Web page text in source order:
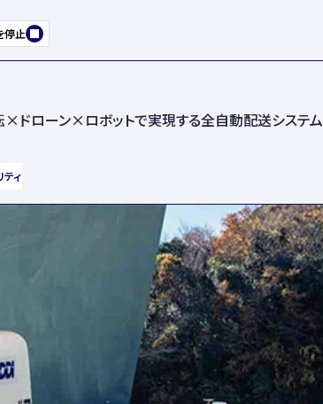
停止
ドローン×ロボットで実現する全自動配送システム
ティ